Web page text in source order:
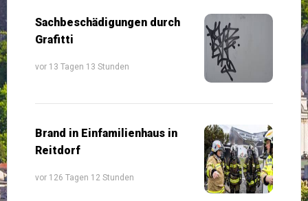
Sachbeschädigungen durch
Grafitti
vor 13 Tagen 13 Stunden
Brand in Einfamilienhaus in
Reitdorf
vor 126 Tagen 12 Stunden